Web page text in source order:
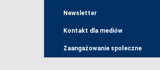
Newsletter
Kontakt dla mediów
Zaangażowanie społeczne